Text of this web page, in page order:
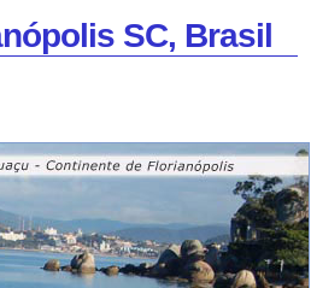
SC, Brasil